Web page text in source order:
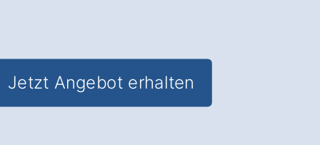
Jetzt Angebot erhalten